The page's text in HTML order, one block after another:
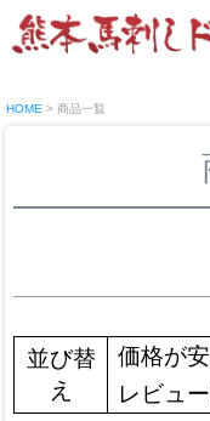
HOME 商品一覧
新着順
登録順
価格が安い順
優先度順
キーワード
並び替
え
価格が
レビュ